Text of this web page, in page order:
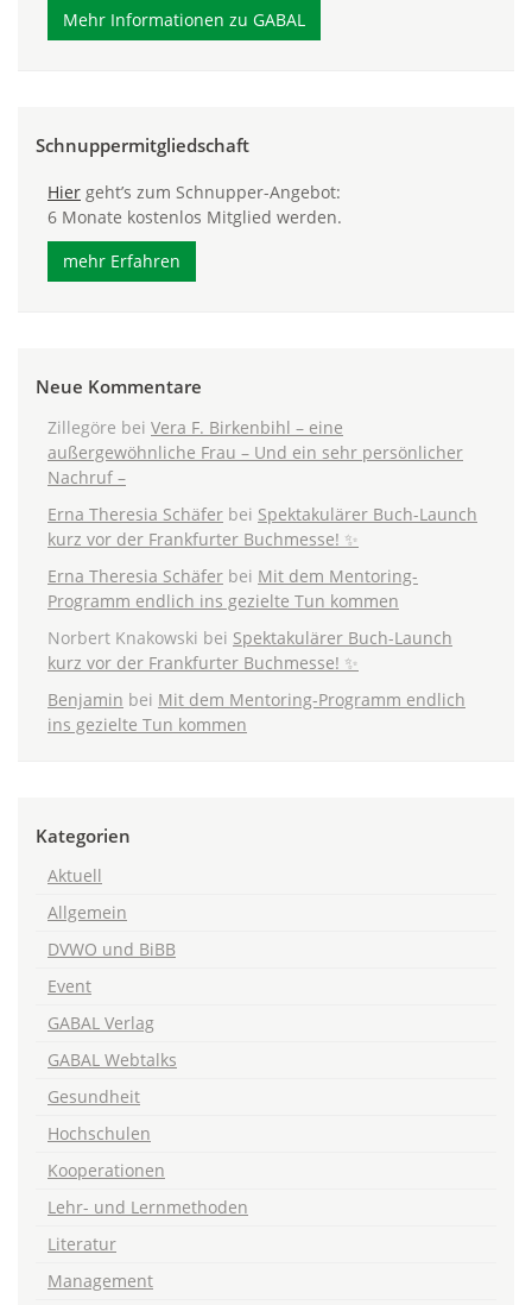
Mehr Informationen zu GABAL
Schnuppermitgliedschaft
Hier geht’s zum Schnupper-Angebot:
6 Monate kostenlos Mitglied werden.
mehr Erfahren
Neue Kommentare
Zillegöre bei Vera F. Birkenbihl – eine
außergewöhnliche Frau – Und ein sehr persönlicher
Nachruf –
Erna Theresia Schäfer bei Spektakulärer Buch-Launch
kurz vor der Frankfurter Buchmesse! ✨
Erna Theresia Schäfer bei Mit dem Mentoring-
Programm endlich ins gezielte Tun kommen
Norbert Knakowski bei Spektakulärer Buch-Launch
kurz vor der Frankfurter Buchmesse! ✨
Benjamin bei Mit dem Mentoring-Programm endlich
ins gezielte Tun kommen
Kategorien
Aktuell
Allgemein
DVWO und BiBB
Event
GABAL Verlag
GABAL Webtalks
Gesundheit
Hochschulen
Kooperationen
Lehr- und Lernmethoden
Literatur
Management